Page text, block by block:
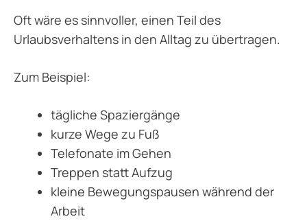
Oft wäre es sinnvoller, einen Teil des
Urlaubsverhaltens in den Alltag zu übertragen.
Zum Beispiel:
tägliche Spaziergänge
kurze Wege zu Fuß
Telefonate im Gehen
Treppen statt Aufzug
kleine Bewegungspausen während der
Arbeit